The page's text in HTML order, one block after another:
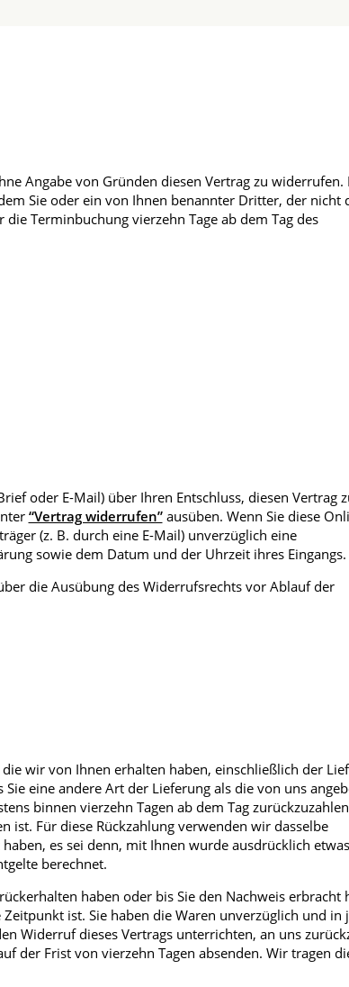
Angabe von Gründen diesen Vertrag zu widerrufen.
Sie oder ein von Ihnen benannter Dritter, der nicht
Terminbuchung vierzehn Tage ab dem Tag des
oder E-Mail) über Ihren Entschluss, diesen Vertrag
“Vertrag widerrufen”ausüben. Wenn Sie diese
(z. B. durch eine E-Mail) unverzüglich eine
sowie dem Datum und der Uhrzeit ihres Eingangs.
die Ausübung des Widerrufsrechts vor Ablauf der
wir von Ihnen erhalten haben, einschließlich der
eine andere Art der Lieferung als die von uns
binnen vierzehn Tagen ab dem Tag
ist. Für diese Rückzahlung verwenden wir dasselbe
es sei denn, mit Ihnen wurde ausdrücklich
berechnet.
haben oder bis Sie den Nachweis erbracht
ist. Sie haben die Waren unverzüglich und in
Widerruf dieses Vertrags unterrichten, an uns
der Frist von vierzehn Tagen absenden. Wir tragen